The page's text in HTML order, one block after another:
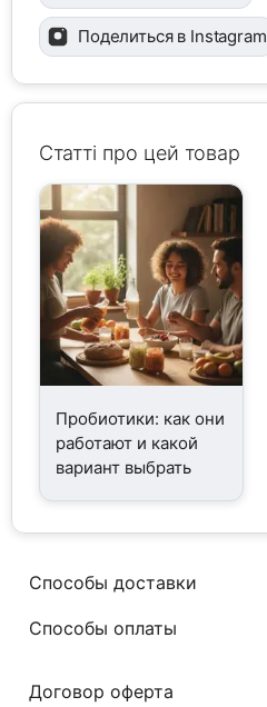
Поделиться в Instagram
Статті про цей товар
Пробиотики: как они
работают и какой
вариант выбрать
Способы доставки
Способы оплаты
Договор оферта